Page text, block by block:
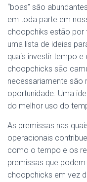
“boas” são
em toda parte em
choopchiks estão por
uma lista de ideias
quais investir tempo e
choopchicks são
necessariamente são
oportunidade. Uma
do melhor uso do
As premissas nas
operacionais
como o tempo e os
premissas que
choopchicks em vez